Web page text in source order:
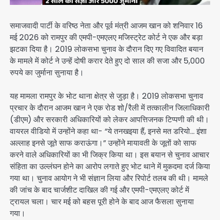
समाजवादी पार्टी के वरिष्ठ नेता और पूर्व मंत्री आजम खान को शनिवार 16
मई 2026 को रामपुर की एमपी-एमएलए मजिस्ट्रेट कोर्ट ने एक और बड़ा
झटका दिया है। 2019 लोकसभा चुनाव के दौरान दिए गए विवादित बयान
के मामले में कोर्ट ने उन्हें दोषी करार देते हुए दो साल की सजा और 5,000
रुपये का जुर्माना सुनाया है।
यह मामला रामपुर के भोट थाना क्षेत्र से जुड़ा है। 2019 लोकसभा चुनाव
प्रचार के दौरान आजम खान ने एक रोड शो/रैली में तत्कालीन जिलाधिकारी
(डीएम) और सरकारी अधिकारियों को लेकर आपत्तिजनक टिप्पणी की थी।
वायरल वीडियो में उन्होंने कहा था- “ये तनखइया हैं, इनसे मत डरियो… इंशा
अल्लाह इनसे जूते साफ कराऊंगा।” उन्होंने मायावती के जूतों को साफ
करने वाले अधिकारियों का भी जिक्र किया था। इस बयान से चुनाव आचार
संहिता का उल्लंघन होने का आरोप लगाते हुए भोट थाने में मुकदमा दर्ज किया
गया था। चुनाव आयोग ने भी संज्ञान लिया और रिपोर्ट तलब की थी। मामले
की जांच के बाद चार्जशीट दाखिल की गई और एमपी-एमएलए कोर्ट में
ट्रायल चला। चार मई को बहस पूरी होने के बाद आज फैसला सुनाया
गया।